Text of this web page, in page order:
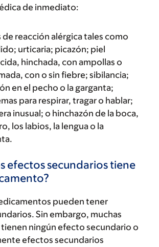
de inmediato:
de reacción alérgica tales como
urticaria; picazón; piel
hinchada, con ampollas o
con o sin fiebre; sibilancia;
en el pecho o la garganta;
para respirar, tragar o hablar;
inusual; o hinchazón de la boca,
los labios, la lengua o la
efectos secundarios tiene
pueden tener
Sin embargo, muchas
ningún efecto secundario o
efectos secundarios